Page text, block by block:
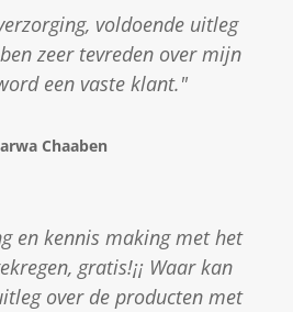
voldoende uitleg
zeer tevreden over mijn
een vaste klant."
Chaaben
en kennis making met het
gratis!¡¡ Waar kan
over de producten met